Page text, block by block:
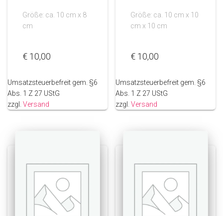
Größe: ca. 10 cm x 8
cm
€ 10,00
Umsatzsteuerbefreit gem. §6
Abs. 1 Z 27 UStG
zzgl. Versand
Größe: ca. 10 cm x 10
cm x 10 cm
€ 10,00
Umsatzsteuerbefreit gem. §6
Abs. 1 Z 27 UStG
zzgl.Versand